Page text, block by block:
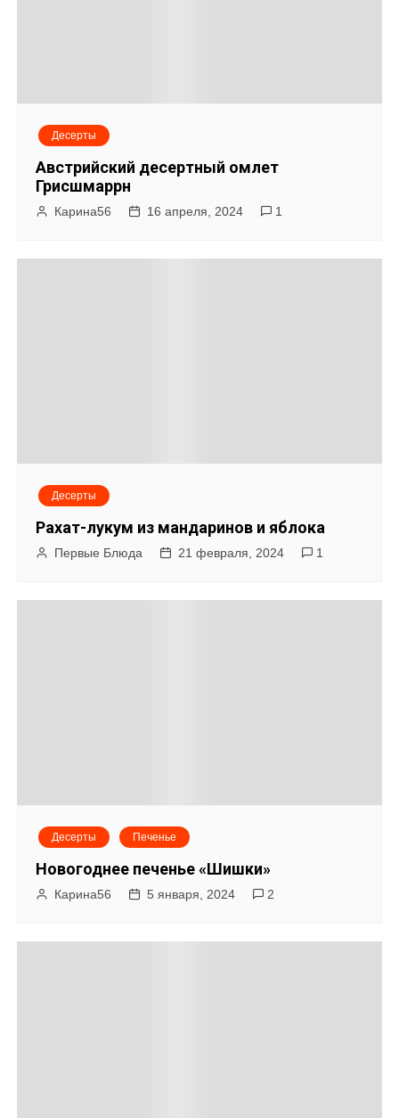
Десерты
Австрийский десертный омлет
Грисшмаррн
Карина56 16 апреля, 2024 1
Десерты
Рахат-лукум из мандаринов и яблока
Первые Блюда 21 февраля, 2024 1
Десерты Печенье
Новогоднее печенье «Шишки»
Карина56 5 января, 2024 2